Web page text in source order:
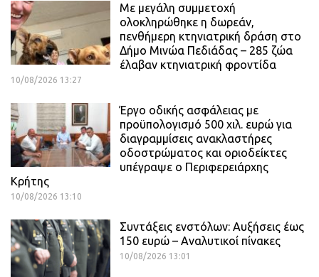
Με μεγάλη συμμετοχή
ολοκληρώθηκε η δωρεάν,
πενθήμερη κτηνιατρική δράση στο
Δήμο Μινώα Πεδιάδας – 285 ζώα
έλαβαν κτηνιατρική φροντίδα
10/08/2026 13:27
Έργο οδικής ασφάλειας με
προϋπολογισμό 500 χιλ. ευρώ για
διαγραμμίσεις ανακλαστήρες
οδοστρώματος και οριοδείκτες
υπέγραψε ο Περιφερειάρχης
Κρήτης
10/08/2026 13:10
Συντάξεις ενστόλων: Αυξήσεις έως
150 ευρώ – Αναλυτικοί πίνακες
10/08/2026 13:01